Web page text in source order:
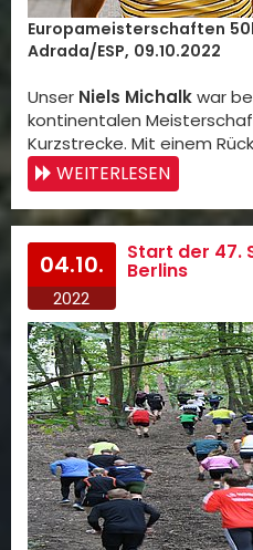
Europameisterschaften
Adrada/ESP, 09.10.2022
Unser Niels Michalkwar
kontinentalen
Kurzstrecke. Mit einem
WEITERLESEN
04.10.
2022
Start der 47.
Berlins